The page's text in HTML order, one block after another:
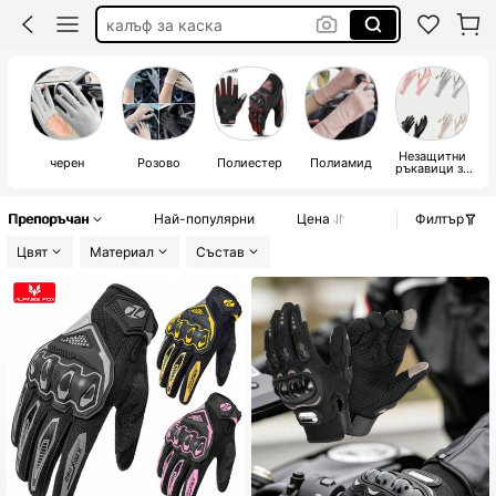
части за мотори
ръкавици за мотор
черен Розово Полиестер Полиамид Незащитни
ръкавици за
Препоръчан Най-популярни Цена
Филтър
Цвят
Материал Състав